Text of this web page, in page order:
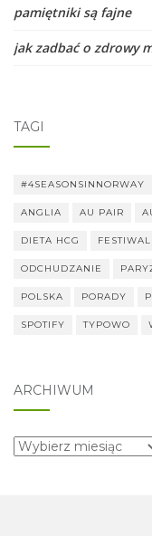
pamiętniki są fajne
jak zadbać o zdrowy
TAGI
#4SEASONSINNORWAY
ANGLIA AU PAIR
DIETA HCG FESTIWAL
ODCHUDZANIE
POLSKA PORADY
SPOTIFY TYPOWO
ARCHIWUM
archiwum